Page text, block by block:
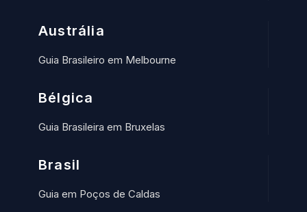
Austrália
Guia Brasileiro em Melbourne
Bélgica
Guia Brasileira em Bruxelas
Brasil
Guia em Poços de Caldas